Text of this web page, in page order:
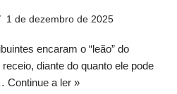
1 de dezembro de 2025
encaram o “leão” do
diante do quanto ele pode
Continue a ler »